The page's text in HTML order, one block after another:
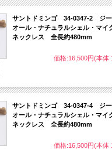
サントドミンゴ 34-0347-2 ジ
オール・ナチュラルシェル・マイ
ネックレス 全長約480mm
価格:16,500円(本体
サントドミンゴ 34-0347-4 ジ
オール・ナチュラルシェル・マイ
ネックレス 全長約480mm
価格:16,500円(本体